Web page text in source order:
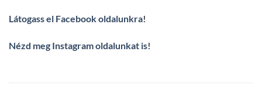
Látogass el Facebook oldalunkra!
Nézd meg Instagram oldalunkat is!